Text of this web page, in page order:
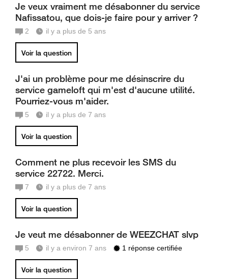
Je veux vraiment me désabonner du service
Nafissatou, que dois-je faire pour y arriver ?
2 il y a plus de 5 ans
Voir la question
J'ai un problème pour me désinscrire du
service gameloft qui m'est d'aucune utilité.
Pourriez-vous m'aider.
5 il y a plus de 7 ans
Voir la question
Comment ne plus recevoir les SMS du
service 22722. Merci.
7 il y a plus de 7 ans
Voir la question
Je veut me désabonner de WEEZCHAT slvp
5 il y a environ 7 ans 1 réponse certifiée
Voir la question